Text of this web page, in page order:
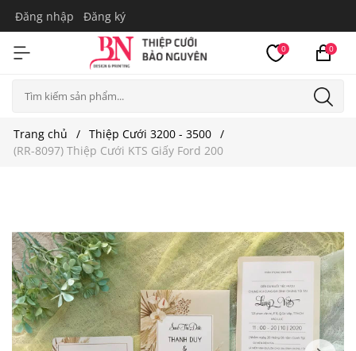
Đăng nhập Đăng ký
0 0
Trang chủ
Thiệp Cưới 3200 - 3500
(RR-8097) Thiệp Cưới KTS Giấy Ford 200